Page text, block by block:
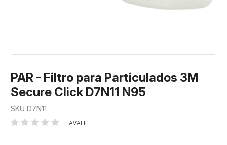
PAR - Filtro para Particulados 3M
Secure Click D7N11 N95
SKU D7N11
AVALIE